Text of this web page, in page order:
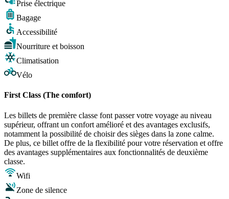
Prise électrique
Bagage
Accessibilité
Nourriture et boisson
Climatisation
Vélo
First Class (The comfort)
Les billets de première classe font passer votre voyage au niveau
supérieur, offrant un confort amélioré et des avantages exclusifs,
notamment la possibilité de choisir des sièges dans la zone calme.
De plus, ce billet offre de la flexibilité pour votre réservation et offre
des avantages supplémentaires aux fonctionnalités de deuxième
classe.
Wifi
Zone de silence